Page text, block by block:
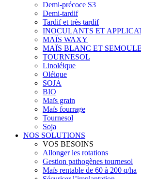
Demi-précoce S3
Demi-tardif
Tardif et très tardif
INOCULANTS ET
MAÏS WAXY
MAÏS BLANC ET
TOURNESOL
Linoléique
Oléique
SOJA
BIO
Maïs grain
Maïs fourrage
Tournesol
Soja
NOS SOLUTIONS
VOS BESOINS
Allonger les rotations
Gestion pathogènes tournesol
Maïs rentable de 60 à 200 q/ha